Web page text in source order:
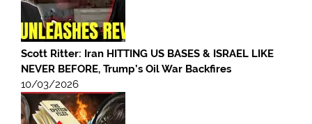
Scott Ritter: Iran HITTING US BASES & ISRAEL LIKE
NEVER BEFORE, Trump’s Oil War Backfires
10/03/2026